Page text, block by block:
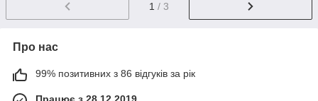
1 / 3
Про нас
99% позитивних з 86 відгуків за рік